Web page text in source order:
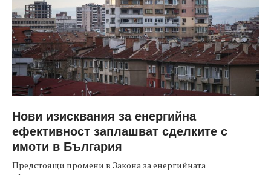
Нови изисквания за енергийна
ефективност заплашват сделките с
имоти в България
Предстоящи промени в Закона за енергийната